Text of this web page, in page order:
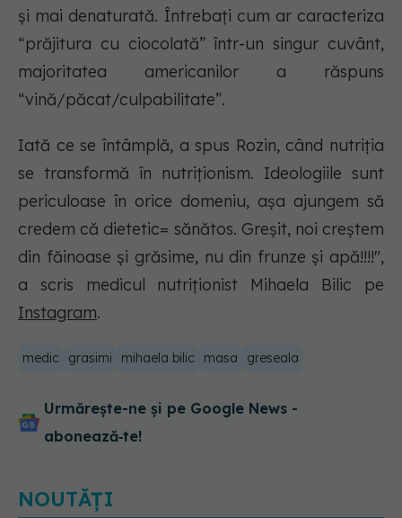
și mai denaturată. Întrebați cum ar caracteriza
“prăjitura cu ciocolată” într-un singur cuvânt,
majoritatea americanilor a răspuns
“vină/păcat/culpabilitate”.
Iată ce se întâmplă, a spus Rozin, când nutriția
se transformă în nutriționism. Ideologiile sunt
periculoase în orice domeniu, așa ajungem să
credem că dietetic= sănătos. Greșit, noi creștem
din făinoase și grăsime, nu din frunze și apă!!!!",
a scris medicul nutriționist Mihaela Bilic pe
Instagram.
medic grasimi mihaela bilic masa greseala
Urmărește-ne și pe Google News -
abonează‑te!
NOUTĂȚI